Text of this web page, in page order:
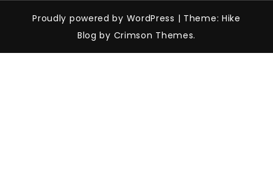
Proudly powered by WordPress | Theme: Hike
Blog by Crimson Themes.